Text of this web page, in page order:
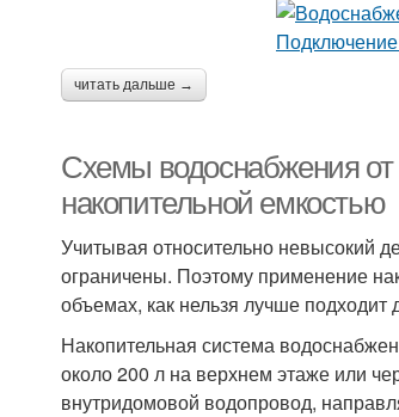
читать дальше →
Схемы водоснабжения от
накопительной емкостью
Учитывая относительно невысокий
ограничены. Поэтому применение
объемах, как нельзя лучше
Накопительная система
около 200 л на верхнем этаже или
внутридомовой водопровод,